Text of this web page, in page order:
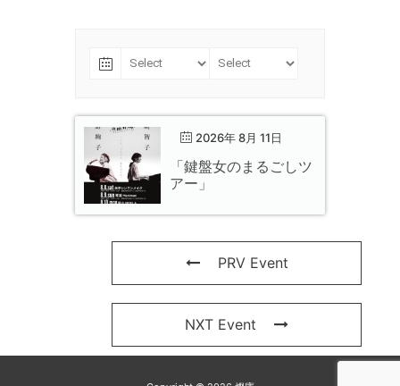
2026年 8月 11日
「鍵盤女のまるごしツ
アー」
PRV Event
NXT Event